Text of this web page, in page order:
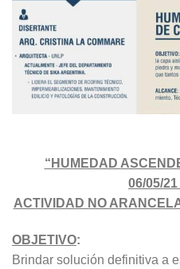
“HUMEDAD
06/05/
ACTIVIDAD NO
OBJETIVO:
Brindar solución definitiva a